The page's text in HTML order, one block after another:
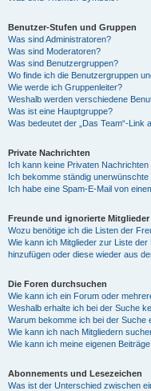
Benutzer-Stufen und Gruppen
Was sind Administratoren?
Was sind Moderatoren?
Was sind Benutzergruppen?
Wo finde ich die Benutzergruppen
Wie werde ich Gruppenleiter?
Weshalb werden verschiedene
Was ist eine Hauptgruppe?
Was bedeutet der „Das Team“-Link
Private Nachrichten
Ich kann keine Privaten
Ich bekomme ständig
Ich habe eine Spam-E-Mail von
Freunde und ignorierte Mitglieder
Wozu benötige ich die Listen der
Wie kann ich Mitglieder zur Liste
hinzufügen oder diese wieder aus
Die Foren durchsuchen
Wie kann ich ein Forum oder
Weshalb erhalte ich bei der Suche
Warum bekomme ich bei der Suche
Wie kann ich nach Mitgliedern
Wie kann ich meine eigenen
Abonnements und Lesezeichen
Was ist der Unterschied zwischen